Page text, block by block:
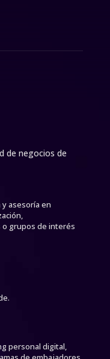
de negocios de
asesoría en
grupos de interés
personal digital,